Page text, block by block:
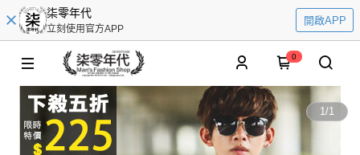
柒零年代
立刻使用官方APP
開啟APP
0
1/1